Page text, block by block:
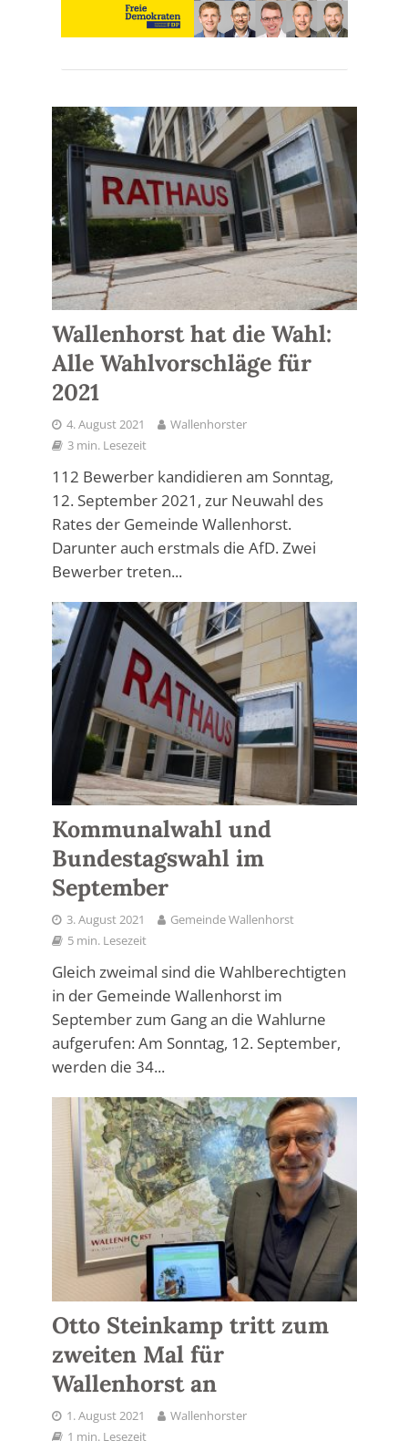
Wallenhorst hat die Wahl:
Alle Wahlvorschläge für
2021
4. August 2021
Wallenhorster
3 min. Lesezeit
112 Bewerber kandidieren am Sonntag,
12. September 2021, zur Neuwahl des
Rates der Gemeinde Wallenhorst.
Darunter auch erstmals die AfD. Zwei
Bewerber treten...
Kommunalwahl und
Bundestagswahl im
September
3. August 2021
Gemeinde Wallenhorst
5 min. Lesezeit
Gleich zweimal sind die Wahlberechtigten
in der Gemeinde Wallenhorst im
September zum Gang an die Wahlurne
aufgerufen: Am Sonntag, 12. September,
werden die 34...
Otto Steinkamp tritt zum
zweiten Mal für
Wallenhorst an
1. August 2021
Wallenhorster
1 min. Lesezeit